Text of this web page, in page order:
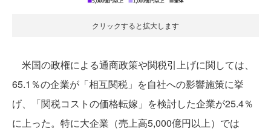
クリックすると拡大します
米国の政権による通商政策や関税引上げに関しては、
65.1％の企業が「相互関税」を自社への影響施策に挙
げ、「関税コストの価格転嫁」を検討した企業が25.4％
に上った。特に大企業（売上高5,000億円以上）では